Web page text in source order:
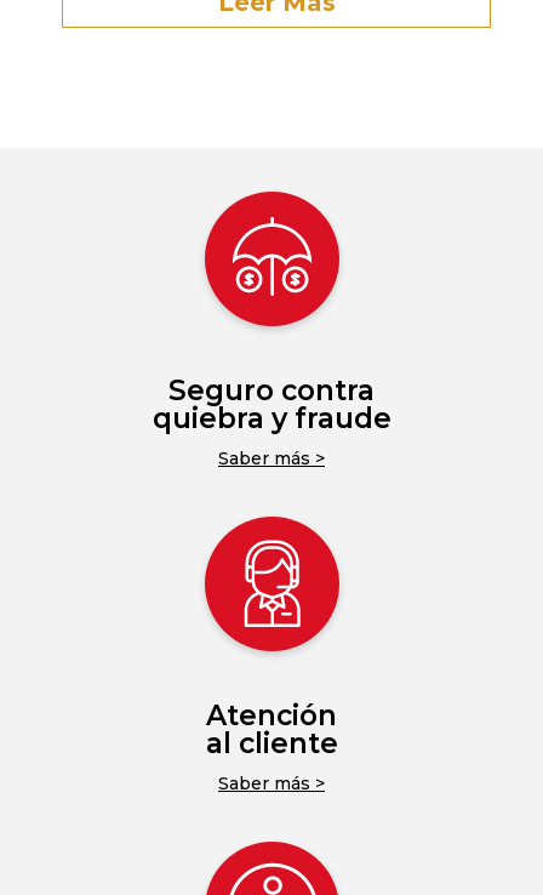
Seguro contra
quiebra y fraude
Saber más >
Atención
al cliente
Saber más >